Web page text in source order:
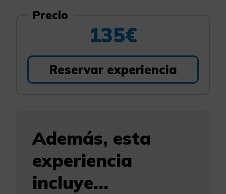
Precio
135€
Reservar experiencia
Además, esta
experiencia
incluye...